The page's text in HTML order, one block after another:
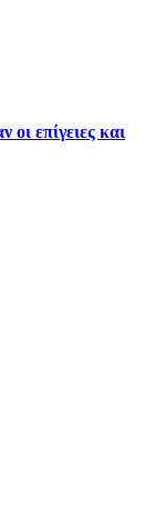
επίγειες και